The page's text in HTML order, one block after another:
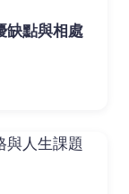
缺點與相處